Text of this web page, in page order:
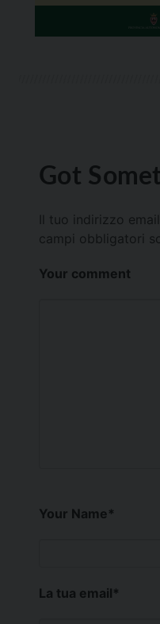
Got
Il tuo indirizzo
campi obbligatori
Your comment
Your Name*
La tua email*